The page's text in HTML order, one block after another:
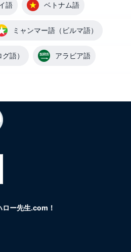
語 ベトナム語
ミャンマー語（ビルマ語）
語） アラビア語
ー先生.com！